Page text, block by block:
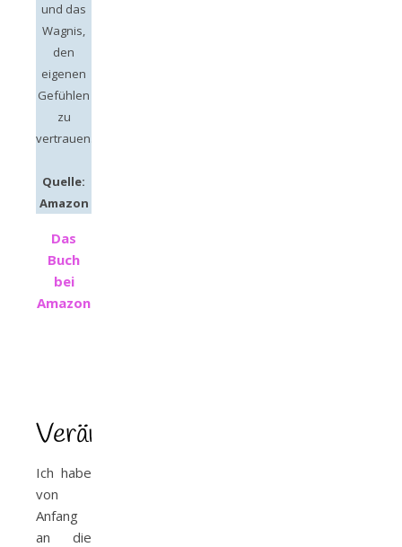
und das
Wagnis,
den
eigenen
Gefühlen
zu
vertrauen.
Quelle:
Amazon
Das
Buch
bei
Amazon
Veränderungsgetümmel
Ich habe
von
Anfang
an die